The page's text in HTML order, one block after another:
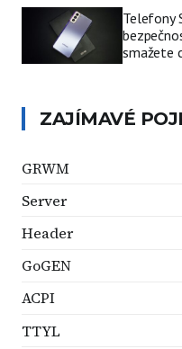
Telefony
smažete
ZAJÍMAVÉ
GRWM
Server
Header
GoGEN
ACPI
TTYL